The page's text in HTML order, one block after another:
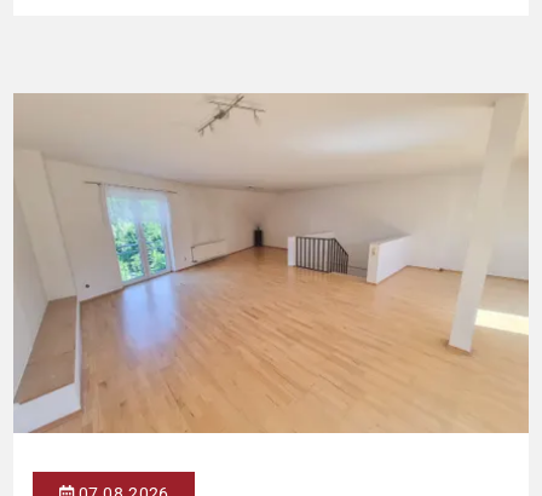
Damit liegt das Mietniveau deutlich unter dem ortsüblichen